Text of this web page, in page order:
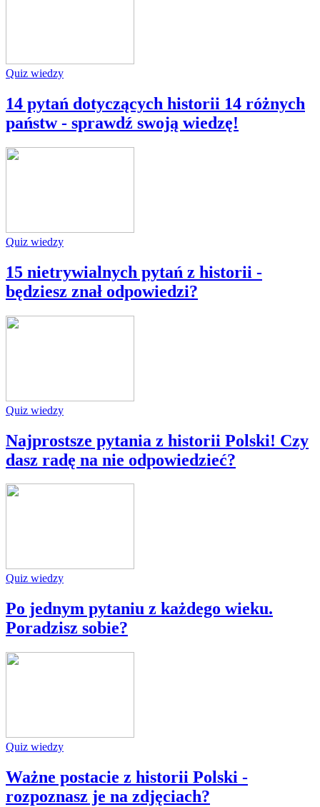
Quiz wiedzy
14 pytań dotyczących historii 14 różnych
państw - sprawdź swoją wiedzę!
Quiz wiedzy
15 nietrywialnych pytań z historii -
będziesz znał odpowiedzi?
Quiz wiedzy
Najprostsze pytania z historii Polski! Czy
dasz radę na nie odpowiedzieć?
Quiz wiedzy
Po jednym pytaniu z każdego wieku.
Poradzisz sobie?
Quiz wiedzy
Ważne postacie z historii Polski -
rozpoznasz je na zdjęciach?